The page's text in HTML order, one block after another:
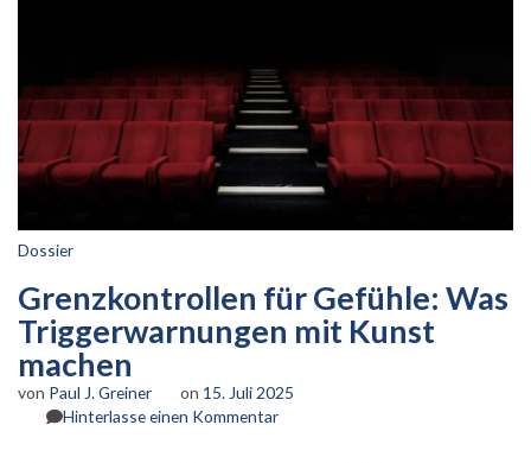
Dossier
Grenzkontrollen für Gefühle: Was
Triggerwarnungen mit Kunst
machen
von Paul J. Greiner on 15. Juli 2025
Hinterlasse einen Kommentarzu